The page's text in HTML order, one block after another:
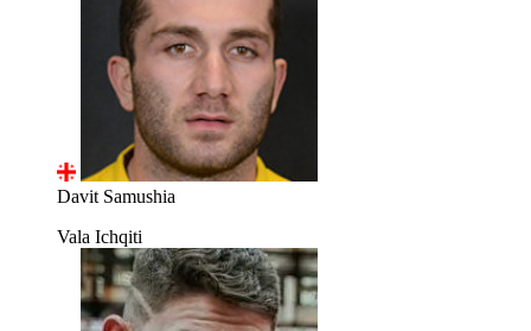
Davit Samushia
Vala Ichqiti